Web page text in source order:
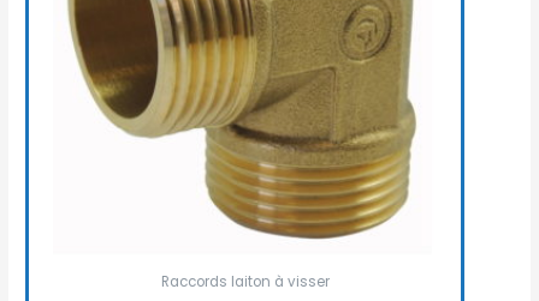
Raccords laiton à visser